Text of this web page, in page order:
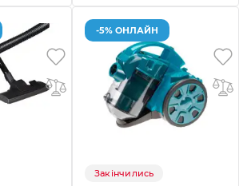
-5% ОНЛАЙН
Закінчились